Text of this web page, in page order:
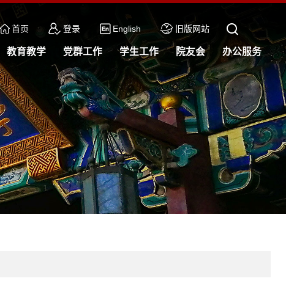
首页 登录 English 旧版网站
教育教学 党群工作 学生工作 院友会 办公服务